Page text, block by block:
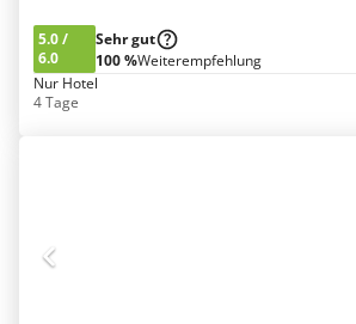
5.0/
6.0
Sehr gut
100 %Weiterempfehlung
Nur Hotel
4 Tage